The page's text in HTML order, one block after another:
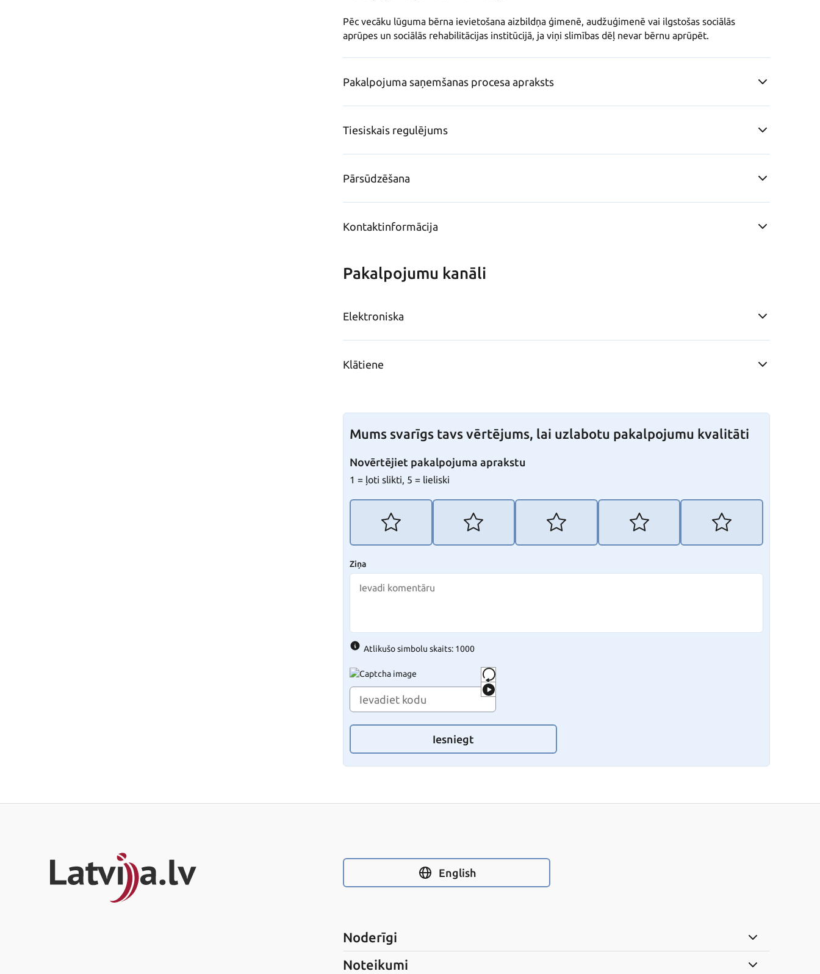
Pēc vecāku lūguma bērna ievietošana aizbildņa ģimenē, audžuģimenē vai ilgstošas sociālās
aprūpes un sociālās rehabilitācijas institūcijā, ja viņi slimības dēļ nevar bērnu aprūpēt.
Pakalpojuma saņemšanas procesa apraksts
Tiesiskais regulējums
Pārsūdzēšana
Kontaktinformācija
Pakalpojumu kanāli
Elektroniska
Klātiene
Mums svarīgs tavs vērtējums, lai uzlabotu pakalpojumu kvalitāti
Novērtējiet pakalpojuma aprakstu
1 = ļoti slikti, 5 = lieliski
Ziņa
Atlikušo simbolu skaits: 1000
Iesniegt
English
Noderīgi
Noteikumi